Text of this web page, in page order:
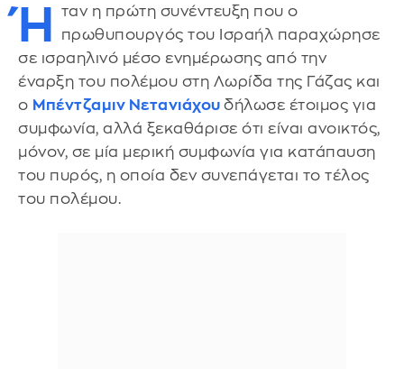
Ή
ταν η πρώτη συνέντευξη που ο
πρωθυπουργός του Ισραήλ παραχώρησε
σε ισραηλινό μέσο ενημέρωσης από την
έναρξη του πολέμου στη Λωρίδα της Γάζας και
ο Μπέντζαμιν Νετανιάχου δήλωσε έτοιμος για
συμφωνία, αλλά ξεκαθάρισε ότι είναι ανοικτός,
μόνον, σε μία μερική συμφωνία για κατάπαυση
του πυρός, η οποία δεν συνεπάγεται το τέλος
του πολέμου.